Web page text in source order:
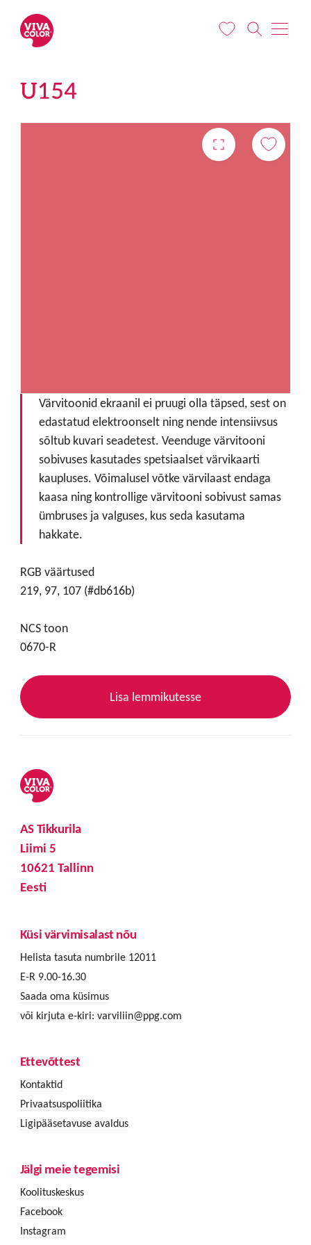
U154
Värvitoonid ekraanil ei pruugi olla täpsed, sest on
edastatud elektroonselt ning nende intensiivsus
sõltub kuvari seadetest. Veenduge värvitooni
sobivuses kasutades spetsiaalset värvikaarti
kaupluses. Võimalusel võtke värvilaast endaga
kaasa ning kontrollige värvitooni sobivust samas
ümbruses ja valguses, kus seda kasutama
hakkate.
RGB väärtused
219, 97, 107 (#db616b)
NCS toon
0670-R
Lisa lemmikutesse
AS Tikkurila
Liimi 5
10621 Tallinn
Eesti
Küsi värvimisalast nõu
Helista tasuta numbrile 12011
E-R 9.00-16.30
Saada oma küsimus
või kirjuta e-kiri: varviliin@ppg.com
Ettevõttest
Kontaktid
Privaatsuspoliitika
Ligipääsetavuse avaldus
Jälgi meie tegemisi
Koolituskeskus
Facebook
Instagram